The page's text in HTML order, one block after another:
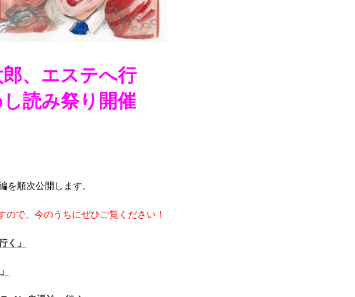
郎、エステへ行
読み祭り開催
順次公開します。
で、今のうちにぜひご覧ください！
く」